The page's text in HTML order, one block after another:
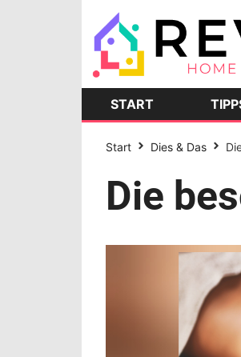
START
Start Dies & Das
Die